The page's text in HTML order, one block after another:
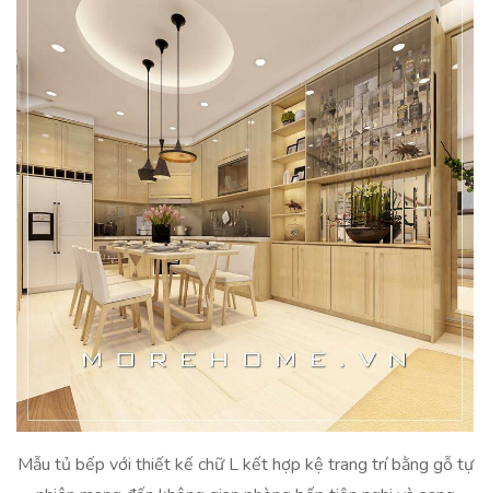
Mẫu tủ bếp với thiết kế chữ L kết hợp kệ trang trí bằng gỗ tự